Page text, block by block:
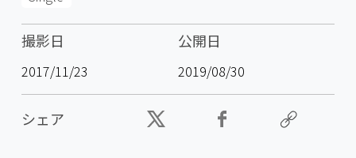
撮影日
2017/11/23
公開日
2019/08/30
シェア